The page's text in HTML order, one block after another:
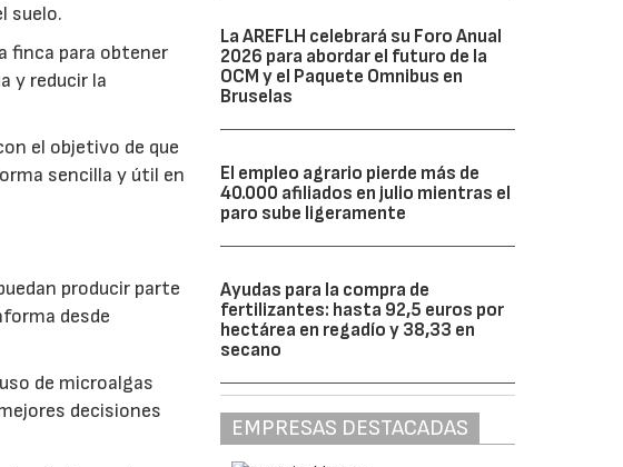
suelo.
finca para obtener
y reducir la
el objetivo de que
sencilla y útil en
producir parte
desde
de microalgas
decisiones
La AREFLH celebrará su Foro Anual
2026 para abordar el futuro de la
OCM y el Paquete Omnibus en
Bruselas
El empleo agrario pierde más de
40.000 afiliados en julio mientras el
paro sube ligeramente
Ayudas para la compra de
fertilizantes: hasta 92,5 euros por
hectárea en regadío y 38,33 en
secano
EMPRESAS DESTACADAS